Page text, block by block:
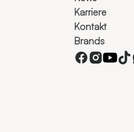
Karriere
Kontakt
Brands